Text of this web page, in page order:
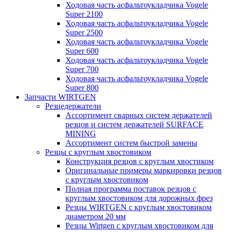
Ходовая часть асфальтоукладчика Vogele
Super 2100
Ходовая часть асфальтоукладчика Vogele
Super 2500
Ходовая часть асфальтоукладчика Vogele
Super 600
Ходовая часть асфальтоукладчика Vogele
Super 700
Ходовая часть асфальтоукладчика Vogele
Super 800
Запчасти WIRTGEN
Резцедержатели
Ассортимент сварных систем держателей
резцов и систем держателей SURFACE
MINING
Ассортимент систем быстрой замены
Резцы с круглым хвостовиком
Конструкция резцов с круглым хвостиком
Оригинальные примеры маркировки резцов
с круглым хвостовиком
Полная программа поставок резцов с
круглым хвостовиком для дорожных фрез
Резцы WIRTGEN с круглым хвостовиком
диаметром 20 мм
Резцы Wirtgen с круглым хвостовиком для